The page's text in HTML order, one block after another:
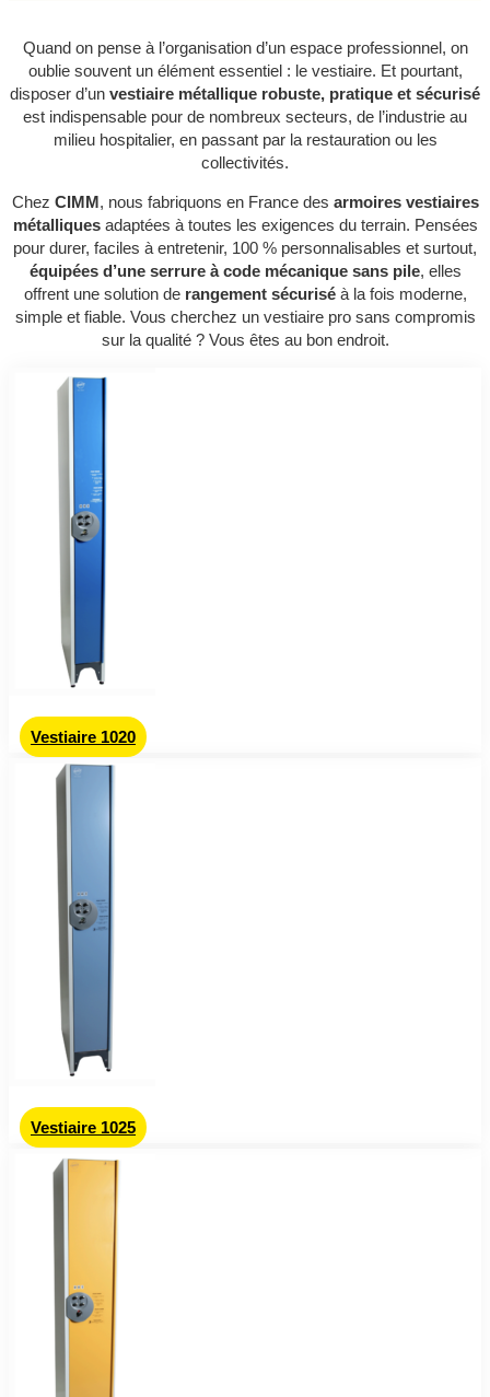
Quand on pense à l’organisation d’un espace professionnel, on
oublie souvent un élément essentiel : le vestiaire. Et pourtant,
disposer d’un vestiaire métallique robuste, pratique et sécurisé
est indispensable pour de nombreux secteurs, de l’industrie au
milieu hospitalier, en passant par la restauration ou les
collectivités.
Chez CIMM, nous fabriquons en France des armoires vestiaires
métalliquesadaptées à toutes les exigences du terrain. Pensées
pour durer, faciles à entretenir, 100 % personnalisables et surtout,
équipées d’une serrure à code mécanique sans pile, elles
offrent une solution de rangement sécuriséà la fois moderne,
simple et fiable. Vous cherchez un vestiaire pro sans compromis
sur la qualité ? Vous êtes au bon endroit.
Vestiaire 1020
Vestiaire 1025